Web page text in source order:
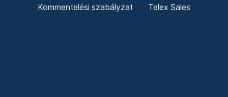
Kommentelési szabályzat Telex Sales